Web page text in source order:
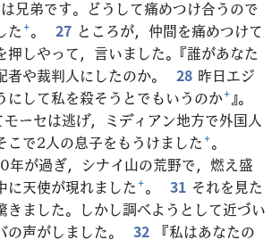
は兄弟です。どうして痛めつけ合うので
た+。 27 ところが，仲間を痛めつけて
押しやって，言いました。『誰があなた
者や裁判人にしたのか。
28 昨日エジ
にして私を殺そうとでもいうのか+』。
モーセは逃げ，ミディアン地方で外国人
こで2人の息子をもうけました+。
年が過ぎ，シナイ山の荒野で，燃え盛
に天使が現れました+。 31 それを見た
きました。しかし調べようとして近づい
の声がしました。
32 『私はあなたの